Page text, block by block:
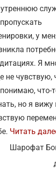
у
Я
не чувствую,
что-
но я вижу
Читать
Шарофат